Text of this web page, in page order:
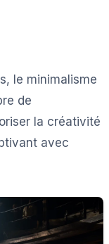
le minimalisme
de
la créativité
avec